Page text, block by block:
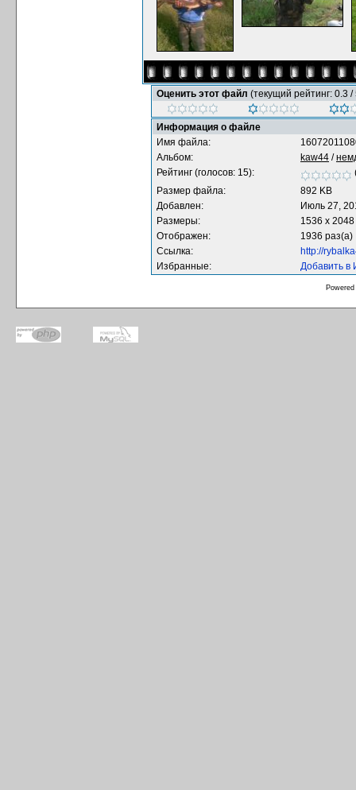
Оценить этот файл (текущий рейтинг: 0.3 /
Информация о файле
Имя файла:
Альбом:
kaw44 /
Рейтинг (голосов: 15):
Размер файла:
892 KB
Добавлен:
Июль 27,
Размеры:
1536 x
Отображен:
1936 раз(а)
Ссылка:
http://
Избранные:
Добавить в